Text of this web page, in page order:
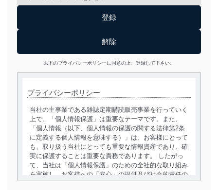
以下のプライバシーポリシーに同意の上、登録して下さい。
プライバシーポリシー
当社の主事業である雑誌定期購読販売事業を行っていく
上で、「個人情報保護」は重要なテーマです。また、
「個人情報（以下、個人情報の保護の関する法律第2条
に定義する個人情報を意味する）」は、お客様にとって
も、取り扱う当社にとっても重要な情報資産であり、確
実に保護することは重要な責務であります。 したがっ
て、当社は「個人情報保護」のための全社的な取り組み
を実施し、お客様への「安心」の提供及び社会的責任の